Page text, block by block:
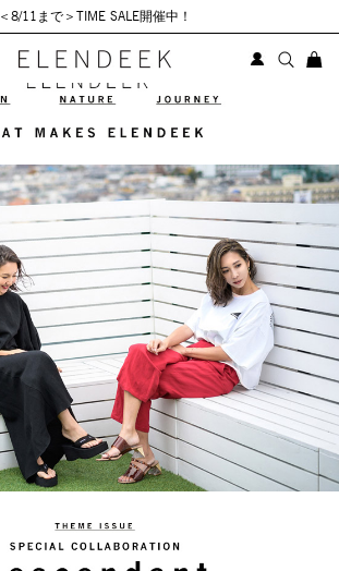
＜8/11まで＞TIME SALE開催中！